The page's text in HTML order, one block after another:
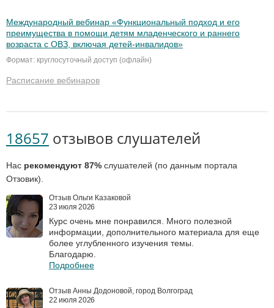
Международный вебинар «Функциональный подход и его
преимущества в помощи детям младенческого и раннего
возраста с ОВЗ, включая детей-инвалидов»
Формат: круглосуточный доступ (офлайн)
Расписание вебинаров
18657 отзывов слушателей
Нас рекомендуют 87% слушателей (по данным портала
Отзовик).
Отзыв Ольги Казаковой
23 июля 2026
Курс очень мне понравился. Много полезной
информации, дополнительного материала для еще
более углубленного изучения темы.
Благодарю.
Подробнее
Отзыв Анны Додоновой, город Волгоград
22 июля 2026